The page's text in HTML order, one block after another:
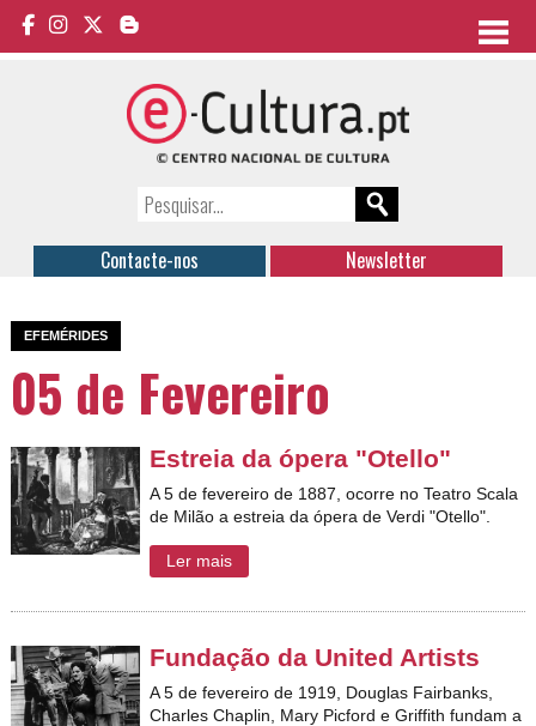
Contacte-nos Newsletter
EFEMÉRIDES
05 de Fevereiro
Estreia da ópera "Otello"
A 5 de fevereiro de 1887, ocorre no Teatro Scala
de Milão a estreia da ópera de Verdi "Otello".
Ler mais
Fundação da United Artists
A 5 de fevereiro de 1919, Douglas Fairbanks,
Charles Chaplin, Mary Picford e Griffith fundam a